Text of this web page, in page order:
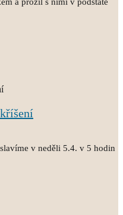
v neděli 5.4. v 5 hodin